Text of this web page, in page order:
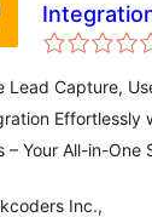
Lead Capture,
Effortlessly
– Your All-in-One
Inc.,